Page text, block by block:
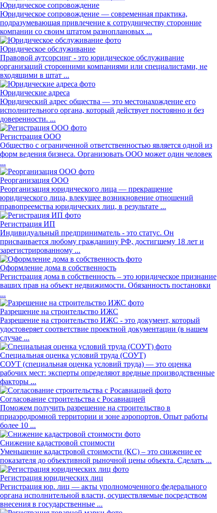
Юридическое сопровождение
Юридическое сопровождение — современная практика,
подразумевающая привлечение к сотрудничеству сторонние
компании со своим штатом разноплановых ...
Юридическое обслуживание
Правовой аутсорсинг - это юридическое обслуживание
организаций сторонними компаниями или специалистами, не
входящими в штат ...
Юридические адреса
Юридический адрес общества — это местонахождение его
исполнительного органа, который действует постоянно и без
доверенности. ...
Регистрация ООО
Общество с ограниченной ответственностью является одной из
форм ведения бизнеса. Организовать ООО может один человек
...
Реорганизация ООО
Реорганизация юридического лица — прекращение
юридического лица, влекущее возникновение отношений
правопреемства юридических лиц, в результате ...
Регистрация ИП
Индивидуальный предприниматель - это статус. Он
присваивается любому гражданину РФ, достигшему 18 лет и
зарегистрированному ...
Оформление дома в собственность
Регистрация дома в собственность – это юридическое признание
ваших прав на объект недвижимости. Обязанность постановки
...
Разрешение на строительство ИЖС
Разрешение на строительство ИЖС - это документ, который
удостоверяет соответствие проектной документации (в нашем
случае ...
Специальная оценка условий труда (СОУТ)
СОУТ (специальная оценка условий труда) — это оценка
рабочих мест: эксперты определяют вредные производственные
факторы ...
Согласование строительства с Росавиацией
Поможем получить разрешение на строительство в
приаэродромной территории и зоне аэропортов. Опыт работы
более 10 ...
Снижение кадастровой стоимости
Уменьшение кадастровой стоимости (КС) – это снижение ее
показателя до объективной рыночной цены объекта. Сделать ...
Регистрация юридических лиц
Регистрация юр. лиц — акты уполномоченного федерального
органа исполнительной власти, осуществляемые посредством
внесения в государственные ...